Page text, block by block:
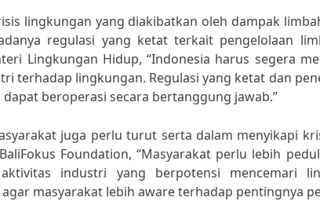
lingkungan yang diakibatkan oleh dampak
regulasi yang ketat terkait pengelolaan
Lingkungan Hidup, “Indonesia harus segera
terhadap lingkungan. Regulasi yang ketat dan
beroperasi secara bertanggung jawab.”
juga perlu turut serta dalam menyikapi
Foundation, “Masyarakat perlu lebih
aktivitas industri yang berpotensi mencemari
masyarakat lebih aware terhadap pentingnya